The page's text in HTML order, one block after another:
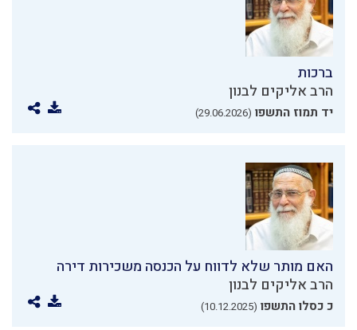
ברכות
הרב אליקים לבנון
יד תמוז התשפו (29.06.2026)
האם מותר שלא לדווח על הכנסה משכירות דירה
הרב אליקים לבנון
כ כסלו התשפו (10.12.2025)